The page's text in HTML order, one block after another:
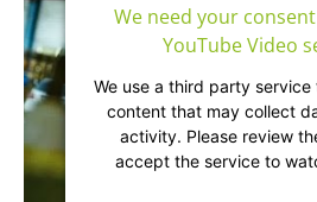
We need your
YouTube Video
We use a third party
content that may collect
activity. Please review
accept the service to